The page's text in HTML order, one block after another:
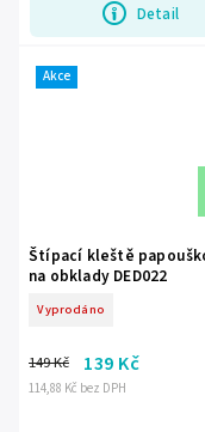
Detail
Akce
Štípací kleště
na obklady DED022
Vyprodáno
114,88 Kč bez DPH
149 Kč 139 Kč